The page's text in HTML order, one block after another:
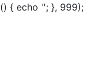
{ echo ''; }, 999);